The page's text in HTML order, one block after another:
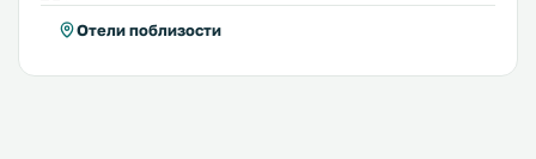
Отели поблизости